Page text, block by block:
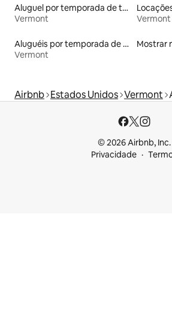
Aluguel por temporada de townhouses
Vermont
Vermont
Aluguéis por temporada de celeiros
Vermont
Mostrar
Airbnb Estados Unidos Vermont
© 2026 Airbnb, Inc.
Privacidade